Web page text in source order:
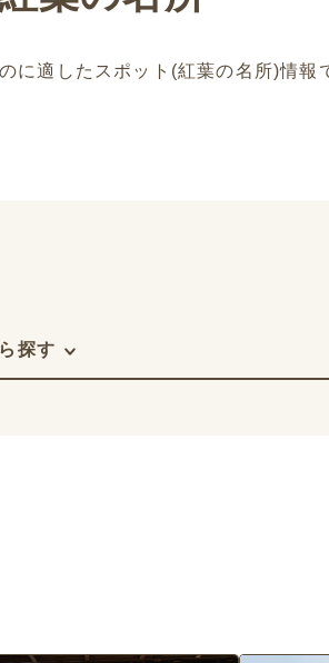
に適したスポット(紅葉の名所)情
探す